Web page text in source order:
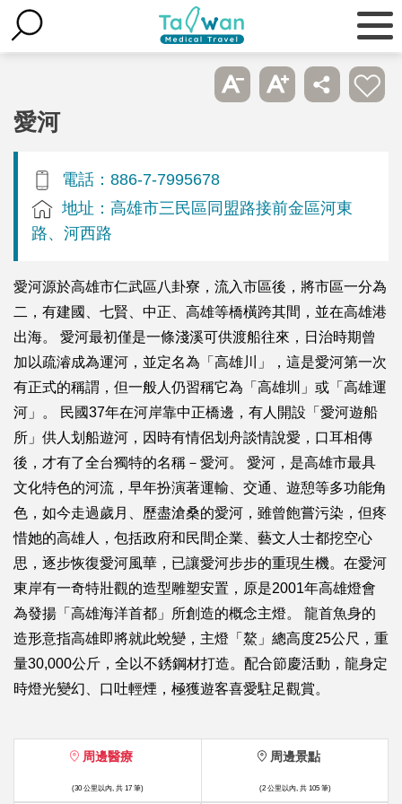
愛河
電話：886-7-7995678
地址：高雄市三民區同盟路接前金區河東
路、河西路
愛河源於高雄市仁武區八卦寮，流入市區後，將市區一分為
二，有建國、七賢、中正、高雄等橋橫跨其間，並在高雄港
出海。 愛河最初僅是一條淺溪可供渡船往來，日治時期曾
加以疏濬成為運河，並定名為「高雄川」，這是愛河第一次
有正式的稱謂，但一般人仍習稱它為「高雄圳」或「高雄運
河」。 民國37年在河岸靠中正橋邊，有人開設「愛河遊船
所」供人划船遊河，因時有情侶划舟談情說愛，口耳相傳
後，才有了全台獨特的名稱－愛河。 愛河，是高雄市最具
文化特色的河流，早年扮演著運輸、交通、遊憩等多功能角
色，如今走過歲月、歷盡滄桑的愛河，雖曾飽嘗污染，但疼
惜她的高雄人，包括政府和民間企業、藝文人士都挖空心
思，逐步恢復愛河風華，已讓愛河步步的重現生機。在愛河
東岸有一奇特壯觀的造型雕塑安置，原是2001年高雄燈會
為發揚「高雄海洋首都」所創造的概念主燈。 龍首魚身的
造形意指高雄即將就此蛻變，主燈「鰲」總高度25公尺，重
量30,000公斤，全以不銹鋼材打造。配合節慶活動，龍身定
時燈光變幻、口吐輕煙，極獲遊客喜愛駐足觀賞。
周邊醫療
(30 公里以內, 共 17 筆)
周邊景點
(2 公里以內, 共 105 筆)